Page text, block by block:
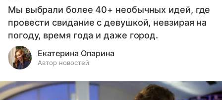
Мы выбрали более 40+ необычных идей, где
провести свидание с девушкой, невзирая на
погоду, время года и даже город.
Екатерина Опарина
Автор новостей